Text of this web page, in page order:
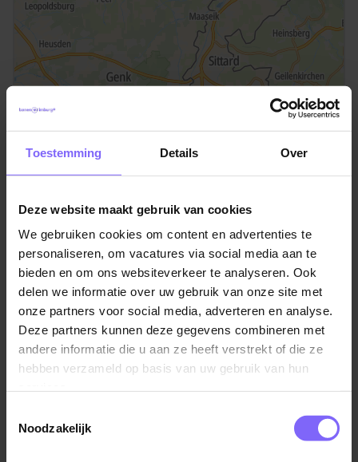
Toestemming Details Over
Deze website maakt gebruik van cookies
We gebruiken cookies om content en advertenties te
personaliseren, om vacatures via social media aan te
bieden en om ons websiteverkeer te analyseren. Ook
delen we informatie over uw gebruik van onze site met
onze partners voor social media, adverteren en analyse.
Deze partners kunnen deze gegevens combineren met
andere informatie die u aan ze heeft verstrekt of die ze
hebben verzameld op basis van uw gebruik van hun
Noodzakelijk
©TomTom
Locatie Maastricht
Meerssenerweg 358